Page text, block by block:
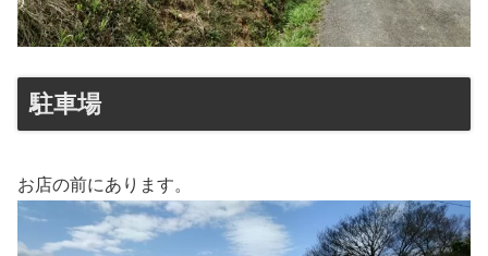
駐車場
お店の前にあります。